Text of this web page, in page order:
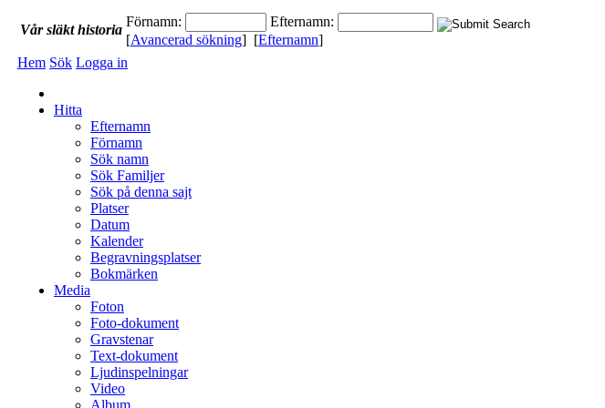
Vårsläkthistoria
Förnamn:
Efternamn:
[Avancerad sökning] [Efternamn]
Hem Sök Logga in
Hitta
Efternamn
Förnamn
Sök namn
Sök Familjer
Sök på denna sajt
Platser
Datum
Kalender
Begravningsplatser
Bokmärken
Media
Foton
Foto-dokument
Gravstenar
Text-dokument
Ljudinspelningar
Video
Album